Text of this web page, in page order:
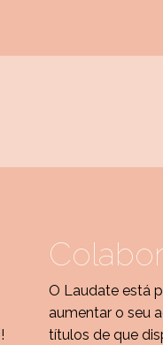
!
O Laudate está
aumentar o seu
títulos de que